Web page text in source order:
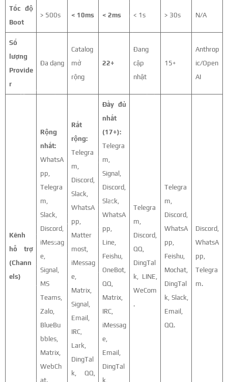
Tốc độ
Boot
> 500s < 10ms < 2ms < 1s > 30s N/A
Số
lượng
Provide
r
Đa dạng
Catalog
mở
rộng
22+
Đang
cập
nhật
15+
Anthrop
ic/Open
AI
Kênh
hỗ trợ
(Chann
els)
Rộng
nhất:
WhatsA
pp,
Telegra
m,
Slack,
Discord,
iMessag
e,
Signal,
MS
Teams,
Zalo,
BlueBu
bbles,
Matrix,
WebCh
at.
Rất
rộng:
Telegra
m,
Discord,
Slack,
WhatsA
pp,
Matter
most,
iMessag
e,
Matrix,
Signal,
Email,
IRC,
Lark,
DingTal
k, QQ,
Đầy đủ
nhất
(17+):
Telegra
m,
Signal,
Discord,
Slack,
WhatsA
pp,
Line,
Feishu,
OneBot,
QQ,
Matrix,
IRC,
iMessag
e,
Email,
DingTal
k,
Telegra
m,
Discord,
QQ,
DingTal
k, LINE,
WeCom
.
Telegra
m,
Discord,
WhatsA
pp,
Feishu,
Mochat,
DingTal
k, Slack,
Email,
QQ.
Discord,
WhatsA
pp,
Telegra
m.